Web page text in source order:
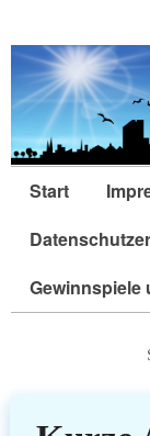
Start
Gewinnspiele